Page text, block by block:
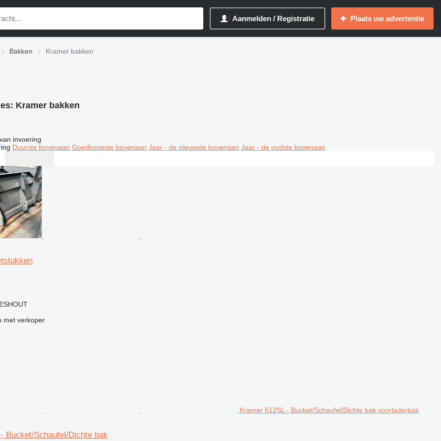
Aanmelden / Registratie Plaats uw advertentie
Bakken Kramer bakken
Kramer bakken
invoering
Duurste bovenaan Goedkoopste bovenaan Jaar - de nieuwste bovenaan Jaar - de oudste bovenaan
met verkoper
Kramer 512SL - Bucket/Schaufel/Dichte bak voorladerbak
Bucket/Schaufel/Dichte bak